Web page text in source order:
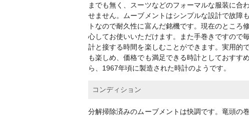
までも無く、スーツなどのフォーマルな服装に合
せません。ムーブメントはシンプルな設計で故障
トなので耐久性に富んだ銘機です。現在のところ
心してお使いいただけます。また手巻きですので
計と接する時間を楽しむことができます。実用的
も楽しめ、価格でも満足できる時計としておすす
ら、1967年頃に製造された時計のようです。
コンディション
分解掃除済みのムーブメントは快調です。竜頭の